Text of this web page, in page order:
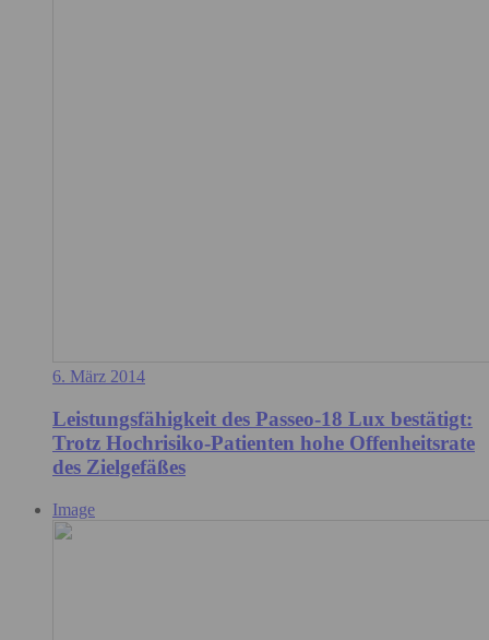
6. März 2014
Leistungsfähigkeit des Passeo-18 Lux bestätigt:
Trotz Hochrisiko-Patienten hohe Offenheitsrate
des Zielgefäßes
Image